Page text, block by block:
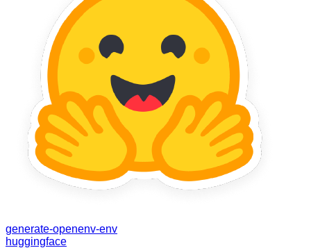
generate-openenv-env
huggingface